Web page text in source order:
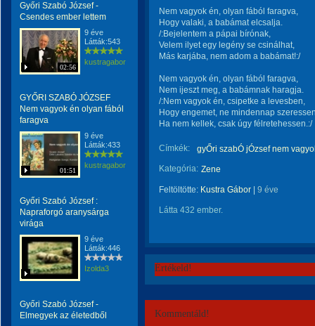
Győri Szabó József -
Csendes ember lettem
02:56
9 éve
Látták:543
kustragabor
GYŐRI SZABÓ JÓZSEF
Nem vagyok én olyan fából
faragva
01:51
9 éve
Látták:433
kustragabor
Győri Szabó József :
Napraforgó aranysárga
virága
9 éve
Látták:446
Izolda3
Győri Szabó József -
Elmegyek az életedből
Nem vagyok én, olyan fából faragva,
Hogy valaki, a babámat elcsalja.
/:Bejelentem a pápai bírónak,
Velem ilyet egy legény se csinálhat,
Más karjába, nem adom a babámat!:/
Nem vagyok én, olyan fából faragva,
Nem ijeszt meg, a babámnak haragja.
/:Nem vagyok én, csipetke a levesben,
Hogy engemet, ne mindennap
Ha nem kellek, csak úgy félretehessen.:/
Címkék:
gyŐri szabÓ jÓzsef nem
Kategória: Zene
Feltöltötte: Kustra Gábor 9 éve
Látta 432 ember.
Értékeld!
Kommentáld!